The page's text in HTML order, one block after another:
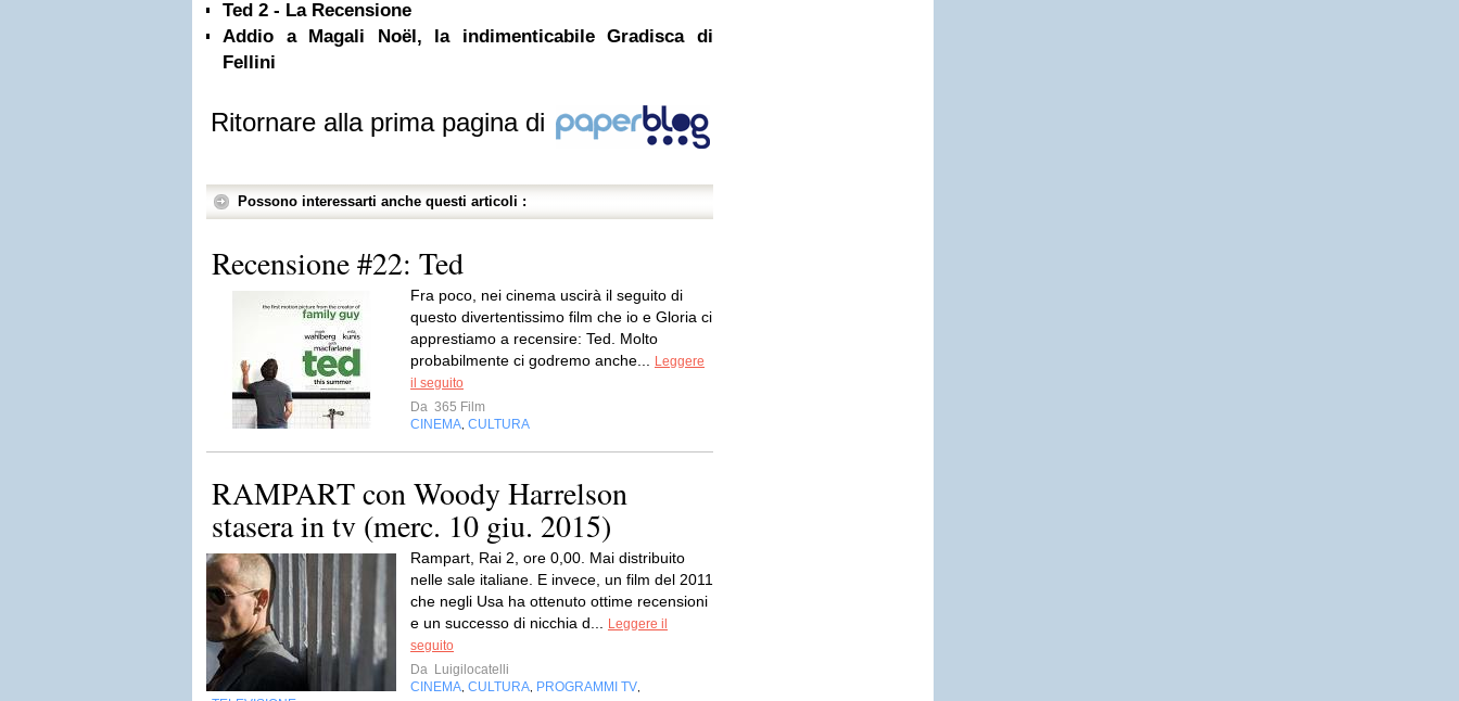
Ted 2 - La Recensione
Addio a Magali Noël, la indimenticabile Gradisca di
Fellini
Ritornare alla prima pagina di
Possono interessarti anche questi articoli :
Recensione #22: Ted
Fra poco, nei cinema uscirà il seguito di
questo divertentissimo film che io e Gloria ci
apprestiamo a recensire: Ted. Molto
probabilmente ci godremo anche...
Leggere
il seguito
Da 365 Film
CINEMA CULTURA
RAMPART con Woody Harrelson
stasera in tv (merc. 10 giu. 2015)
Rampart, Rai 2, ore 0,00. Mai distribuito
nelle sale italiane. E invece, un film del 2011
che negli Usa ha ottenuto ottime recensioni
e un successo di nicchia d...
Leggere il
seguito
Da Luigilocatelli
CINEMA CULTURA PROGRAMMI TV